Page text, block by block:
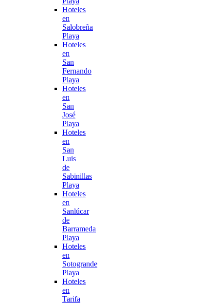
Hoteles
en
Salobreña
Playa
Hoteles
en
San
Fernando
Playa
Hoteles
en
San
José
Playa
Hoteles
en
San
Luis
de
Sabinillas
Playa
Hoteles
en
Sanlúcar
de
Barrameda
Playa
Hoteles
en
Sotogrande
Playa
Hoteles
en
Tarifa